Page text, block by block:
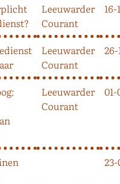
Leeuwarder
Courant
16-
Leeuwarder
Courant
26-
Leeuwarder
Courant
01-
23-